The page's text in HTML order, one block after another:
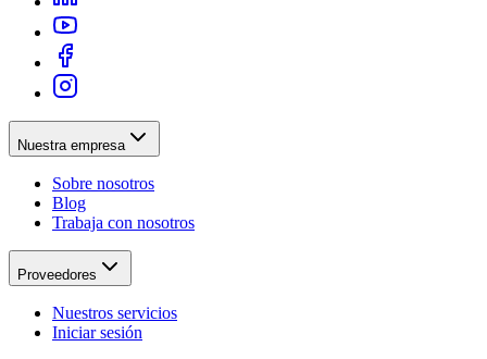
Nuestra empresa
Sobre nosotros
Blog
Trabaja con nosotros
Proveedores
Nuestros servicios
Iniciar sesión